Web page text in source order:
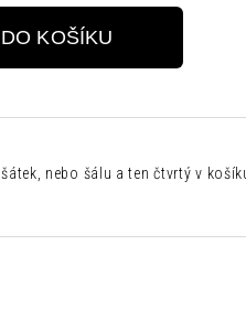
KOŠÍKU
nebo šálu a ten čtvrtý v